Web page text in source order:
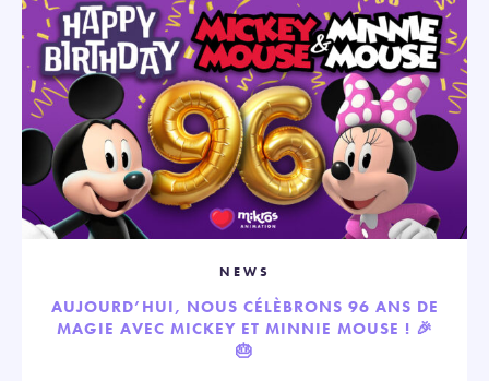
NEWS
AUJOURD’HUI, NOUS CÉLÈBRONS 96 ANS DE
MAGIE AVEC MICKEY ET MINNIE MOUSE ! 🎉
🎂